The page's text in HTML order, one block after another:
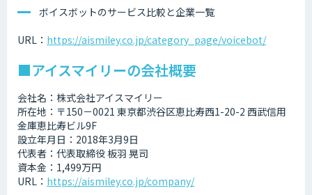
ボイスボットのサービス比較と企業一覧
URL： https://aismiley.co.jp/category_page/voicebot/
■アイスマイリーの会社概要
会社名：株式会社アイスマイリー
所在地：〒150－0021 東京都渋谷区恵比寿西1-20-2 西武信用
金庫恵比寿ビル9F
設立年月日：2018年3月9日
代表者：代表取締役 板羽 晃司
資本金：1,499万円
URL： https://aismiley.co.jp/company/